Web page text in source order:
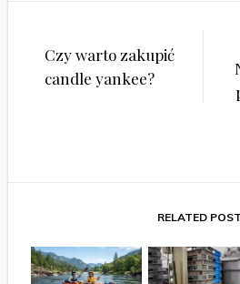
Nawigacja
wpisu
Czy warto zakupić
candle yankee?
RELATED